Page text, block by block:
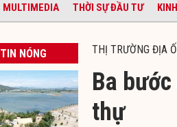
MULTIMEDIA THỜI SỰ ĐẦU TƯ
TIN NÓNG THỊ TRƯỜNG ĐỊA
Ba
thự